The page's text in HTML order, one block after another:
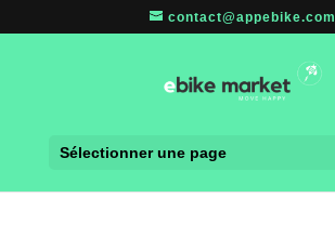
contact@appebike.com
Sélectionner une page